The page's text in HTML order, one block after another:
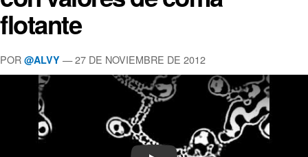
flotante
POR @ALVY — 27 DE NOVIEMBRE DE 2012